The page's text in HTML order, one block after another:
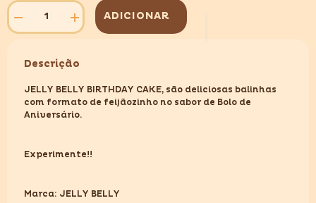
Diminuir
quantidade
BELLY
CAKE
99GR
Aumentar
quantidade
BELLY
CAKE
99GR
ADICIONAR
Descrição
JELLY BELLY BIRTHDAY CAKE, são deliciosas balinhas
com formato de feijãozinho no sabor de Bolo de
Aniversário.
Experimente!!
Marca: JELLY BELLY